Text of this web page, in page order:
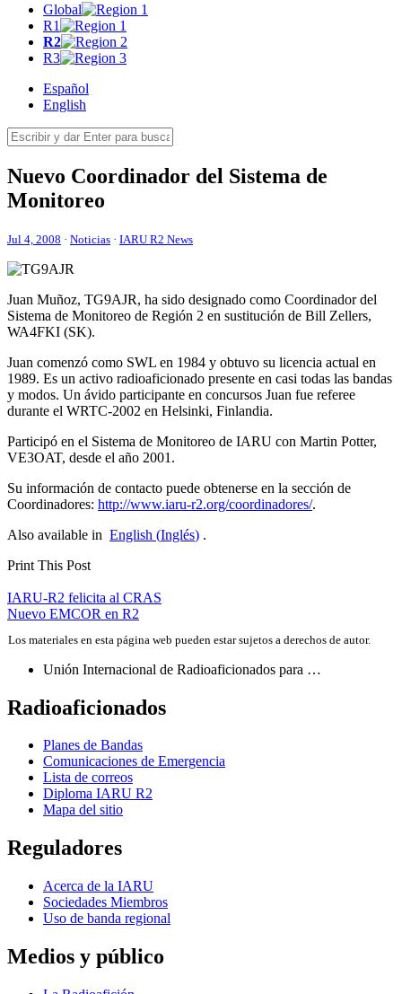
Global
R1
R2
R3
Español
English
Nuevo Coordinador del Sistema de
Monitoreo
Jul 4, 2008 · Noticias · IARU R2 News
Juan Muñoz, TG9AJR, ha sido designado como Coordinador del
Sistema de Monitoreo de Región 2 en sustitución de Bill Zellers,
WA4FKI (SK).
Juan comenzó como SWL en 1984 y obtuvo su licencia actual en
1989. Es un activo radioaficionado presente en casi todas las bandas
y modos. Un ávido participante en concursos Juan fue referee
durante el WRTC-2002 en Helsinki, Finlandia.
Participó en el Sistema de Monitoreo de IARU con Martin Potter,
VE3OAT, desde el año 2001.
Su información de contacto puede obtenerse en la sección de
Coordinadores: http://​www​.iaru​-r2​.org/​c​o​o​r​d​i​n​a​d​o​r​es/.
Also available in English (Inglés) .
Print This Post
Navegación
de
entradas
IARU-R2 felicita al CRAS
Nuevo EMCOR en R2
Los materiales en esta página web pueden estar sujetos a derechos de autor.
Unión Internacional de Radioaficionados para …
Radioaficionados
Planes de Bandas
Comunicaciones de Emergencia
Lista de correos
Diploma IARU R2
Mapa del sitio
Reguladores
Acerca de la IARU
Sociedades Miembros
Uso de banda regional
Medios y público